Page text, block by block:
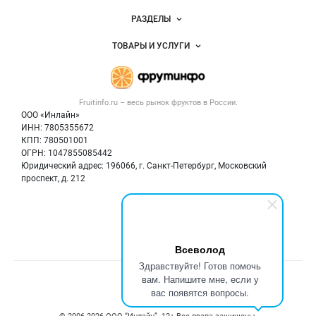
Всеволод
Здравствуйте! Готов помочь
вам. Напишите мне, если у
вас появятся вопросы.
Fruitinfo.ru – весь рынок фруктовв России.
ООО «Инлайн»
ИНН: 7805355672
КПП: 780501001
ОГРН: 1047855085442
Юридический адрес: 196066, г. Санкт-Петербург, Московский
проспект, д. 212
Новости Fruitinfo.ru
Размещение рекламы
Публичная оферта
Контактная информация
Политика обработки персональных данных
РАЗДЕЛЫ
Объявления
Новости рынка
ТОВАРЫ И УСЛУГИ
Готовая продукция
Овощи
Фрукты
Добавить объявление
Счетчики, авторское право, логотипы